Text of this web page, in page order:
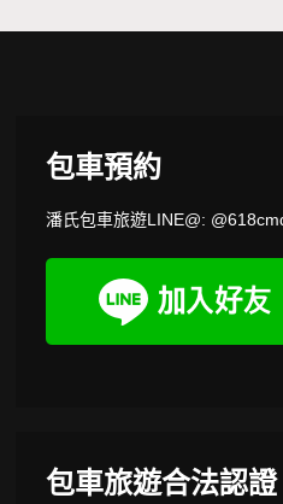
包車預約
潘氏包車旅遊LINE@:
包車旅遊合法認證